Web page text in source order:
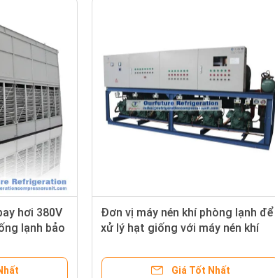
hơi 380V
lạnh bảo
Đơn vị máy nén khí phòng lạnh để
xử lý hạt giống với máy nén khí
Giá Tốt Nhất